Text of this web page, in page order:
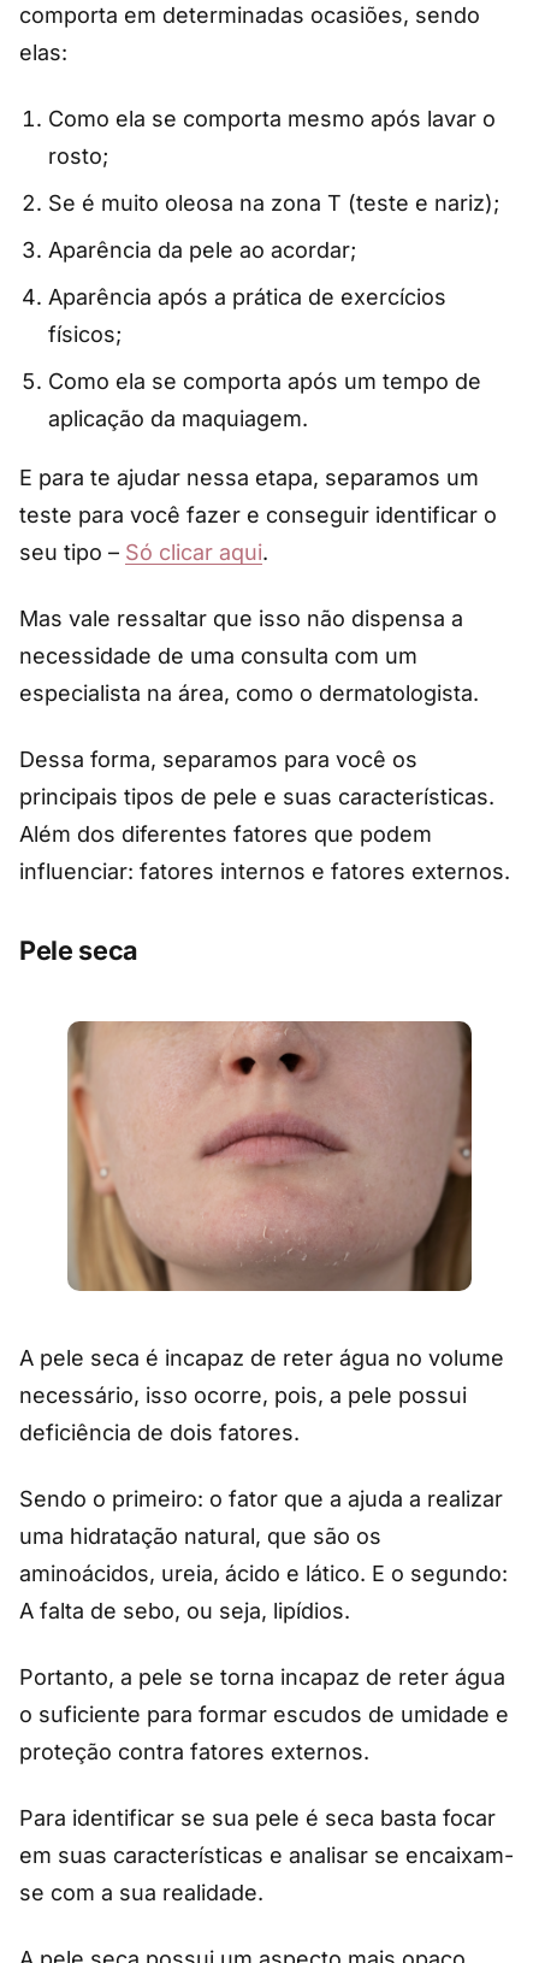
comporta em determinadas ocasiões, sendo
elas:
Como ela se comporta mesmo após lavar o
rosto;
Se é muito oleosa na zona T (teste e nariz);
Aparência da pele ao acordar;
Aparência após a prática de exercícios
físicos;
Como ela se comporta após um tempo de
aplicação da maquiagem.
E para te ajudar nessa etapa, separamos um
teste para você fazer e conseguir identificar o
seu tipo – Só clicar aqui.
Mas vale ressaltar que isso não dispensa a
necessidade de uma consulta com um
especialista na área, como o dermatologista.
Dessa forma, separamos para você os
principais tipos de pele e suas características.
Além dos diferentes fatores que podem
influenciar: fatores internos e fatores externos.
Pele seca
A pele seca é incapaz de reter água no volume
necessário, isso ocorre, pois, a pele possui
deficiência de dois fatores.
Sendo o primeiro: o fator que a ajuda a realizar
uma hidratação natural, que são os
aminoácidos, ureia, ácido e lático. E o segundo:
A falta de sebo, ou seja, lipídios.
Portanto, a pele se torna incapaz de reter água
o suficiente para formar escudos de umidade e
proteção contra fatores externos.
Para identificar se sua pele é seca basta focar
em suas características e analisar se encaixam-
se com a sua realidade.